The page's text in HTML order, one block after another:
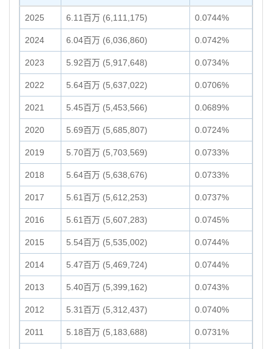
2025 6.11百万 (6,111,175) 0.0744%
2024 6.04百万 (6,036,860) 0.0742%
2023 5.92百万 (5,917,648) 0.0734%
2022 5.64百万 (5,637,022) 0.0706%
2021 5.45百万 (5,453,566) 0.0689%
2020 5.69百万 (5,685,807) 0.0724%
2019 5.70百万 (5,703,569) 0.0733%
2018 5.64百万 (5,638,676) 0.0733%
2017 5.61百万 (5,612,253) 0.0737%
2016 5.61百万 (5,607,283) 0.0745%
2015 5.54百万 (5,535,002) 0.0744%
2014 5.47百万 (5,469,724) 0.0744%
2013 5.40百万 (5,399,162) 0.0743%
2012 5.31百万 (5,312,437) 0.0740%
2011 5.18百万 (5,183,688) 0.0731%